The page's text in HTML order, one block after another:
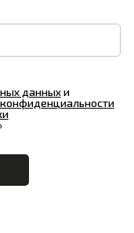
данныхи